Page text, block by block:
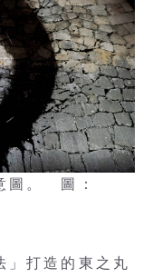
圖。 圖：
」打造的東之丸